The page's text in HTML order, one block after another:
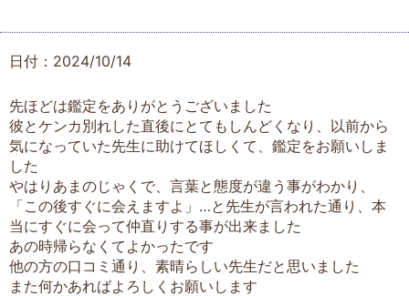
日付：2024/10/14
先ほどは鑑定をありがとうございました
彼とケンカ別れした直後にとてもしんどくなり、以前から
気になっていた先生に助けてほしくて、鑑定をお願いしま
した
やはりあまのじゃくで、言葉と態度が違う事がわかり、
「この後すぐに会えますよ」…と先生が言われた通り、本
当にすぐに会って仲直りする事が出来ました
あの時帰らなくてよかったです
他の方の口コミ通り、素晴らしい先生だと思いました
また何かあればよろしくお願いします